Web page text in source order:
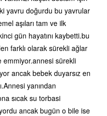
yavru doğurdu bu yavrular
aşıları tam ve ilk
gün hayatını kaybetti.bu
farklı olarak sürekli ağlar
emmiyor.annesi sürekli
ancak bebek duyarsız en
yanından
sıcak su torbasi
ancak bugün o bile ise